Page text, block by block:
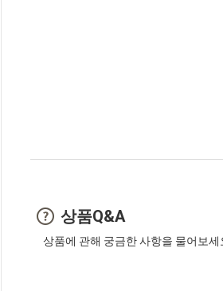
상품Q&A
상품에 관해 궁금한 사항을 물어보세